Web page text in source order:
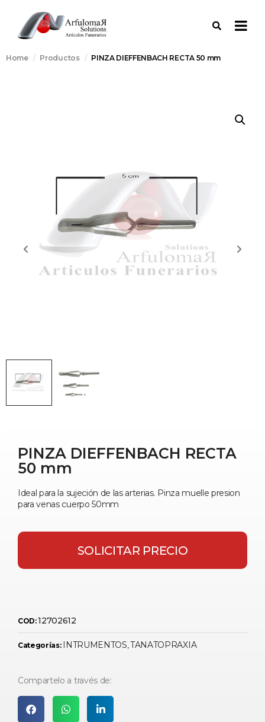
Home Productos PINZA DIEFFENBACH RECTA 50 mm
PINZA DIEFFENBACH RECTA
50 mm
Ideal para la sujeción de las arterias. Pinza muelle presion
para venas cuerpo 50mm
SOLICITAR PRECIO
COD:12702612
Categorías: INTRUMENTOS,TANATOPRAXIA
Compartelo a través de: